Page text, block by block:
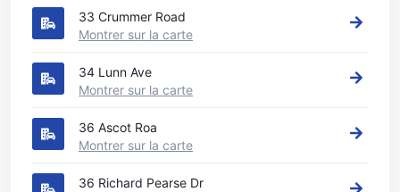
33 Crummer Road
Montrer sur la carte
34 Lunn Ave
Montrer sur la carte
36 Ascot Roa
Montrer sur la carte
36 Richard Pearse Dr